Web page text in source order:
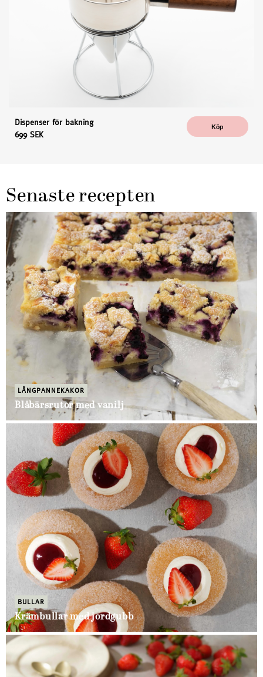
Dispenser för bakning
699 SEK
Köp
Senaste recepten
LÅNGPANNEKAKOR
Blåbärsrutor med vanilj
BULLAR
Krämbullar med jordgubb